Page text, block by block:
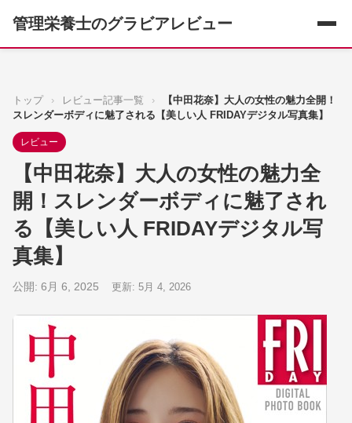
管理栄養士のグラビアレビュー
トップ › レビュー記事一覧 ›
【中田花奈】大人の女性の魅力全開！
スレンダーボディに魅了される【美しい人 FRIDAYデジタル写真集】
レビュー
【中田花奈】大人の女性の魅力全
開！スレンダーボディに魅了され
る【美しい人 FRIDAYデジタル写
真集】
公開: 6月 6, 2025 更新: 5月 4, 2026